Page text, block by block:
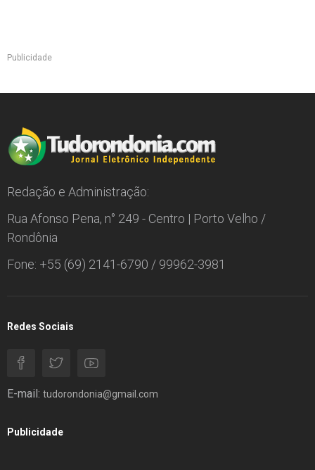
Publicidade
Redação e Administração:
Rua Afonso Pena, n° 249 - Centro | Porto Velho /
Rondônia
Fone: +55 (69) 2141-6790 / 99962-3981
Redes Sociais
E-mail: tudorondonia@gmail.com
Publicidade